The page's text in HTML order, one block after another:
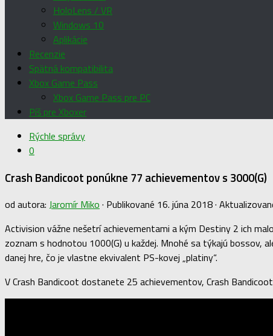
HoloLens / VR
Windows 10
Aplikácie
Recenzie
Spätná kompatibilita
Xbox Game Pass
Xbox Game Pass pre PC
Píš pre Xboxer
Rýchle správy
0
Crash Bandicoot ponúkne 77 achievementov s 3000(G)
od autora: Jaromír Miko · Publikované 16. júna 2018·
Activision vážne nešetrí achievementami a kým Destiny 2 ich
zoznam s hodnotou 1000(G) u každej. Mnohé sa týkajú bossov,
danej hre, čo je vlastne ekvivalent PS-kovej „platiny“.
V Crash Bandicoot dostanete 25 achievementov, Crash